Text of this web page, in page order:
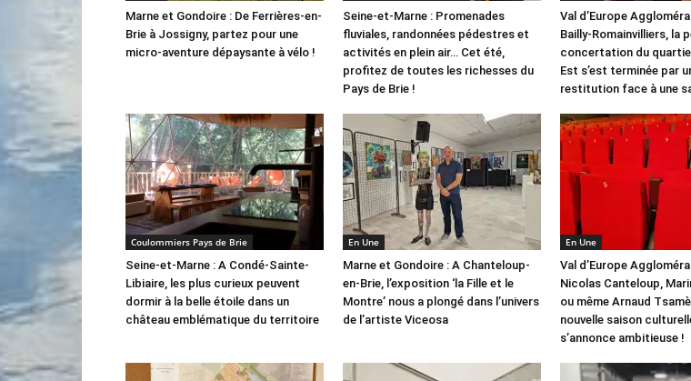
Marne et Gondoire : De Ferrières-en-
Brie à Jossigny, partez pour une
micro-aventure dépaysante à vélo !
Seine-et-Marne : Promenades
fluviales, randonnées pédestres et
activités en plein air… Cet été,
profitez de toutes les richesses du
Pays de Brie !
Val d’Europe
Bailly-Romainvilliers, la
concertation du
Est s’est terminée par
restitution face à une
Coulommiers Pays de Brie
Seine-et-Marne : A Condé-Sainte-
Libiaire, les plus curieux peuvent
dormir à la belle étoile dans un
château emblématique du territoire
En Une
Marne et Gondoire : A Chanteloup-
en-Brie, l’exposition ‘la Fille et le
Montre’ nous a plongé dans l’univers
de l’artiste Viceosa
En Une
Val d’Europe
Nicolas Canteloup,
ou même Arnaud
nouvelle saison
s’annonce ambitieuse !